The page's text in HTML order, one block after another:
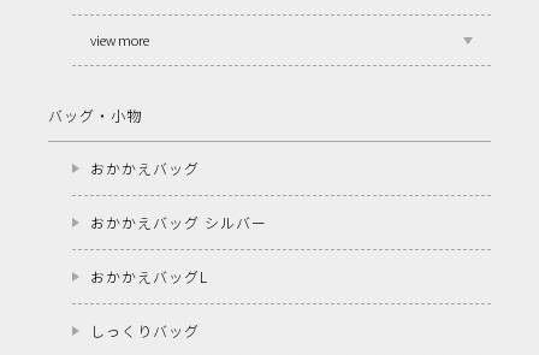
view more
バッグ・小物
おかかえバッグ
おかかえバッグ シルバー
おかかえバッグL
しっくりバッグ